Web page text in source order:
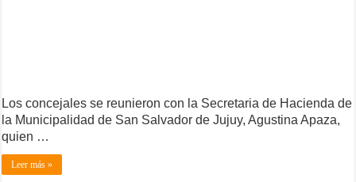
Los concejales se reunieron con la Secretaria de Hacienda de
la Municipalidad de San Salvador de Jujuy, Agustina Apaza,
quien …
Leer más »